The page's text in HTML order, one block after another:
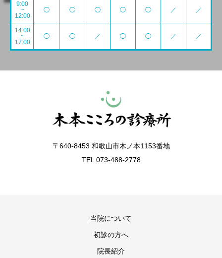
9:00
~
12:00
◯ ◯ ◯ ◯ ◯ ／ ／
14:00
~
17:00
◯ ◯ ／ ◯ ◯ ／ ／
〒640-8453 和歌山市木ノ本1153番地
TEL 073-488-2778
当院について
初診の方へ
院長紹介